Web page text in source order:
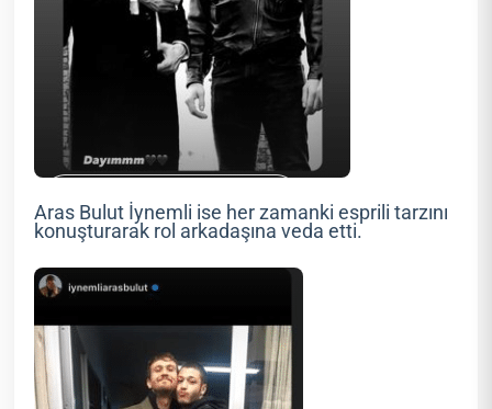
Aras Bulut İynemli ise her zamanki esprili tarzını
konuşturarak rol arkadaşına veda etti.